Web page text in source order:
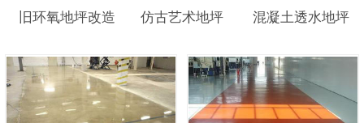
旧环氧地坪改造
仿古艺术地坪 混凝土透水地坪